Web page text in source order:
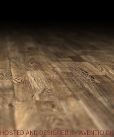
HOSTED AND DESIGNED BY AVENTIO.DK